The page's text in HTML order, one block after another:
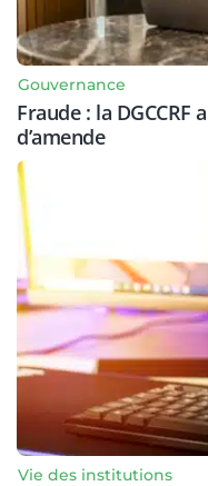
Gouvernance
Fraude : la
d’amende
Vie des institutions